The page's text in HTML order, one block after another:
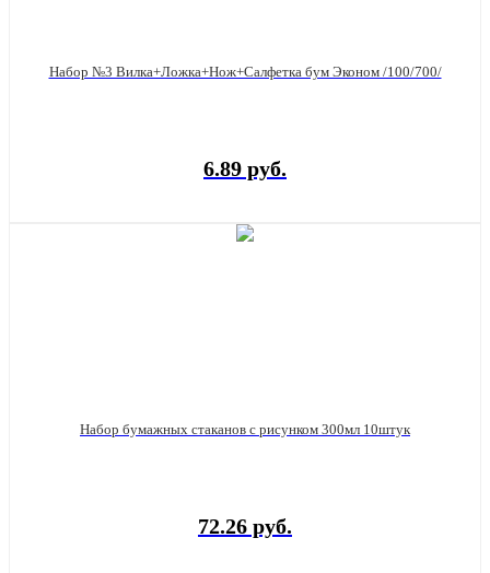
Набор №3 Вилка+Ложка+Нож+Салфетка бум Эконом /100/700/
6.89 руб.
Набор бумажных стаканов с рисунком 300мл 10штук
72.26 руб.